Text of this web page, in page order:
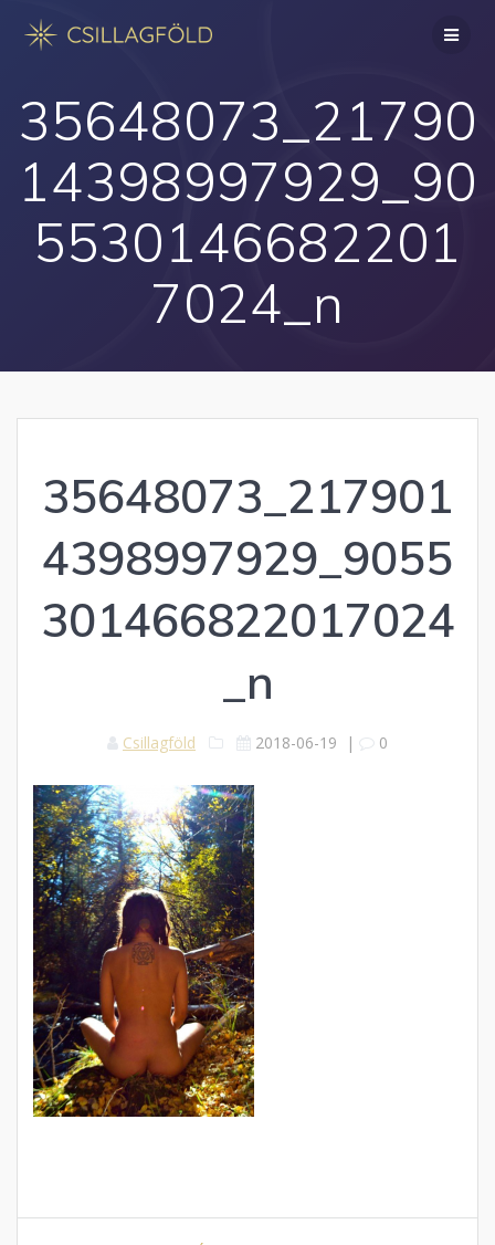
35648073_21790
14398997929_90
5530146682201
7024_n
35648073_217901
4398997929_9055
301466822017024
_n
Csillagföld 2018-06-19 | 0